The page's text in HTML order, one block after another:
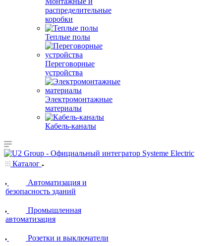
распределительные
коробки
Теплые полы
Переговорные
устройства
Электромонтажные
материалы
Кабель-каналы
Каталог
Автоматизация и
безопасность зданий
Промышленная
автоматизация
Розетки и выключатели